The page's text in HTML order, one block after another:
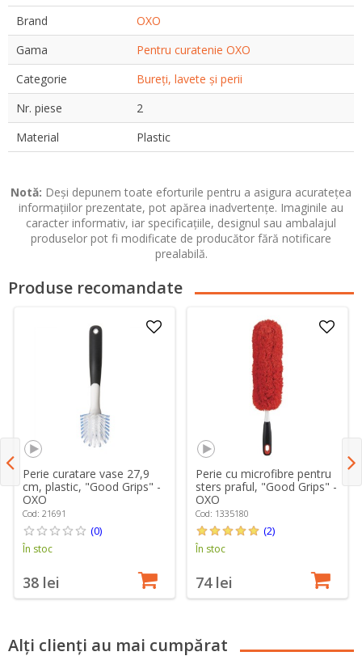
Brand
OXO
Gama
Pentru curatenie OXO
Categorie
Bureți, lavete și perii
Nr. piese
2
Material
Plastic
Notă: Deși depunem toate eforturile pentru a asigura acuratețea
informațiilor prezentate, pot apărea inadvertențe. Imaginile au
caracter informativ, iar specificațiile, designul sau ambalajul
produselor pot fi modificate de producător fără notificare
prealabilă.
Produse recomandate
Perie curatare vase 27,9
cm, plastic, "Good Grips" -
OXO
Cod: 21691
(0)
În stoc
38 lei
Perie cu microfibre pentru
sters praful, "Good Grips" -
OXO
Cod: 1335180
(2)
În stoc
74 lei
Alți clienți au mai cumpărat